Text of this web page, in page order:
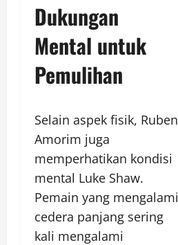
Dukungan
Mental untuk
Pemulihan
Selain aspek fisik, Ruben
Amorim juga
memperhatikan kondisi
mental Luke Shaw.
Pemain yang mengalami
cedera panjang sering
kali mengalami